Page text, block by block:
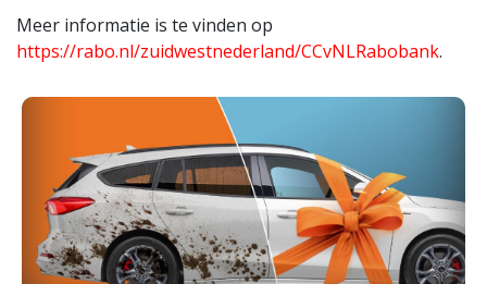
Meer informatie is te vinden op
https://rabo.nl/zuidwestnederland/CCvNLRabobank.